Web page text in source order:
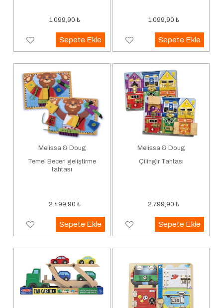
1.099,90 ₺
Sepete Ekle
1.099,90 ₺
Sepete Ekle
Melissa & Doug
Temel Beceri geliştirme
tahtası
2.499,90 ₺
Sepete Ekle
Melissa & Doug
Çilingir Tahtası
2.799,90 ₺
Sepete Ekle